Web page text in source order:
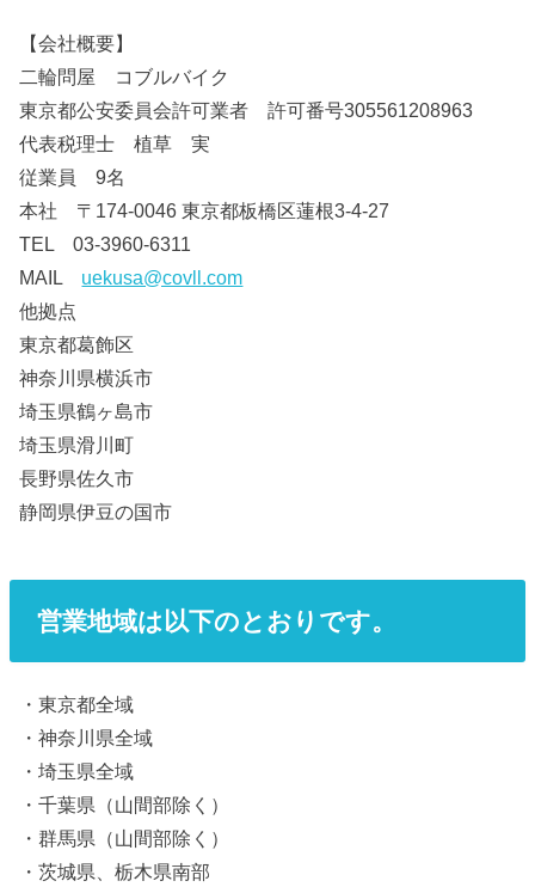
【会社概要】
二輪問屋 コブルバイク
東京都公安委員会許可業者 許可番号305561208963
代表税理士 植草 実
従業員 9名
本社 〒174-0046 東京都板橋区蓮根3-4-27
TEL 03-3960-6311
MAIL uekusa@covll.com
他拠点
東京都葛飾区
神奈川県横浜市
埼玉県鶴ヶ島市
埼玉県滑川町
長野県佐久市
静岡県伊豆の国市
営業地域は以下のとおりです。
・東京都全域
・神奈川県全域
・埼玉県全域
・千葉県（山間部除く）
・群馬県（山間部除く）
・茨城県、栃木県南部